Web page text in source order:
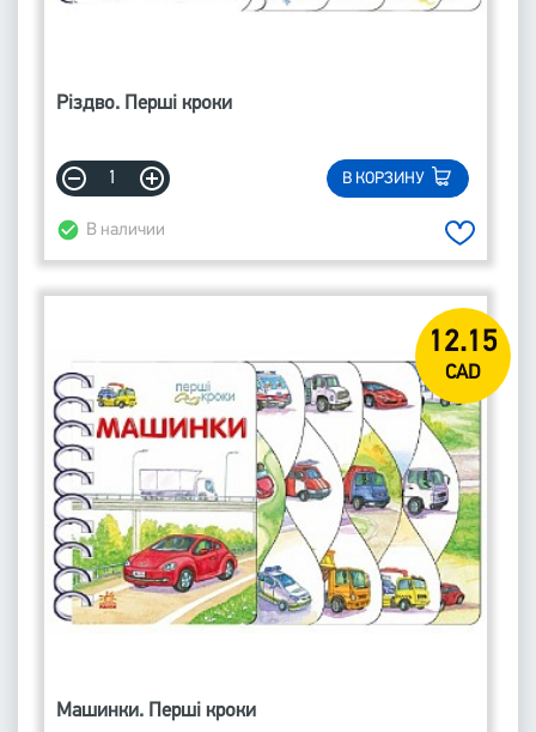
Різдво. Перші кроки
В КОРЗИНУ
В наличии
12.15
CAD
Машинки. Перші кроки